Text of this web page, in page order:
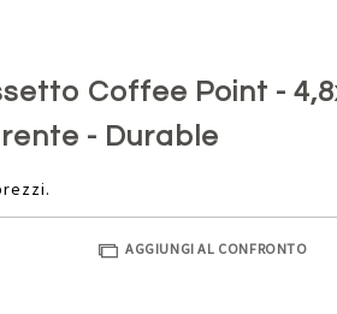
Coffee Point -
- Durable
AGGIUNGI AL CONFRONTO